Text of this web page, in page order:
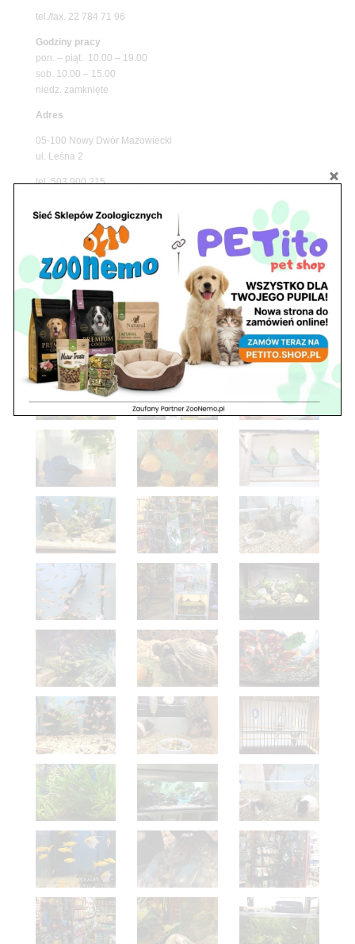
tel./fax. 22 784 71 96
Godziny pracy
pon. – piąt. 10.00 – 19.00
sob. 10.00 – 15.00
niedz. zamknięte
Adres
05-100 Nowy Dwór Mazowiecki
ul. Leśna 2
tel. 503 900 215
pon. – piąt. 10.00 – 19.00
sob. 8.00 – 15.00
niedz. zamknięte